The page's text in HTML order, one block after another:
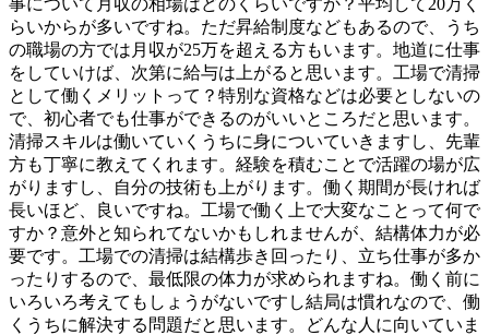
らいからが多いですね。ただ昇給制度などもあるので、うち
の職場の方では月収が25万を超える方もいます。地道に仕事
をしていけば、次第に給与は上がると思います。工場で清掃
として働くメリットって？特別な資格などは必要としないの
で、初心者でも仕事ができるのがいいところだと思います。
清掃スキルは働いていくうちに身についていきますし、先輩
方も丁寧に教えてくれます。経験を積むことで活躍の場が広
がりますし、自分の技術も上がります。働く期間が長ければ
長いほど、良いですね。工場で働く上で大変なことって何で
すか？意外と知られてないかもしれませんが、結構体力が必
要です。工場での清掃は結構歩き回ったり、立ち仕事が多か
ったりするので、最低限の体力が求められますね。働く前に
いろいろ考えてもしょうがないですし結局は慣れなので、働
くうちに解決する問題だと思います。どんな人に向いていま